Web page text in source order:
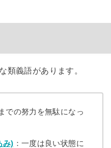
類義語があります。
での努力を無駄になっ
み) ：一度は良い状態に